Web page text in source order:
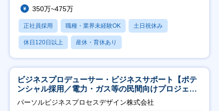
350万~475万
正社員採用 職種・業界未経験OK 土日祝休み
休日120日以上 産休・育休あり
ビジネスプロデューサー・ビジネスサポート【ポテ
ンシャル採用／電力・ガス等の民間向けプロジェク
ト推進】
パーソルビジネスプロセスデザイン株式会社